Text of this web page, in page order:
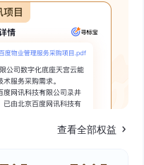
查看全部权益